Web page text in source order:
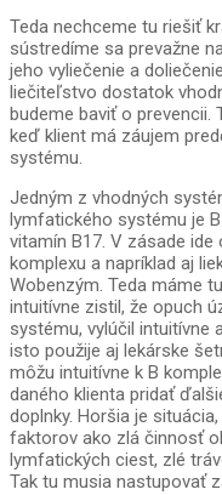
Teda nechceme tu riešiť
sústredíme sa prevažne
jeho vyliečenie a
liečiteľstvo dostatok
budeme baviť o prevencii.
keď klient má záujem
systému.
Jedným z vhodných
lymfatického systému je
vitamín B17. V zásade
komplexu a napríklad aj
Wobenzým. Teda máme
intuitívne zistil, že opuch
systému, vylúčil intuitívne
isto použije aj lekárske
môžu intuitívne k B
daného klienta pridať
doplnky. Horšia je
faktorov ako zlá činnosť
lymfatických ciest, zlé
Tak tu musia nastupovať